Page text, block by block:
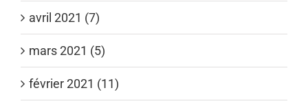
avril 2021 (7)
mars 2021 (5)
février 2021 (11)